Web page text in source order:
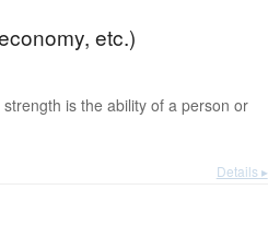
etc.)
strength is the ability of a person or
Details ▸